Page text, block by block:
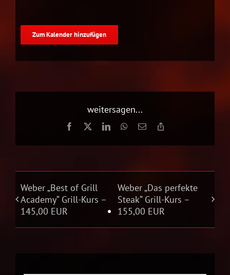
Zum Kalender hinzufügen
weitersagen...
Facebook LinkedInWhatsApp
E-
Weber „Best of Grill
Academy“ Grill-Kurs –
145,00 EUR
Weber „Das perfekte
Steak“ Grill-Kurs –
155,00 EUR